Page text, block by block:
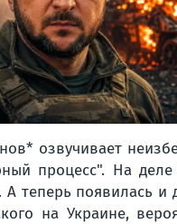
озвучивает
процесс". На деле
А теперь появилась и
на Украине,